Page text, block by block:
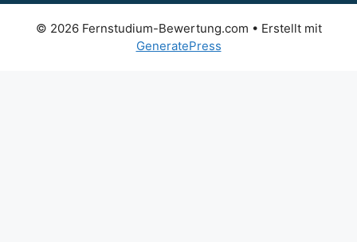
© 2026 Fernstudium-Bewertung.com • Erstellt mit
GeneratePress